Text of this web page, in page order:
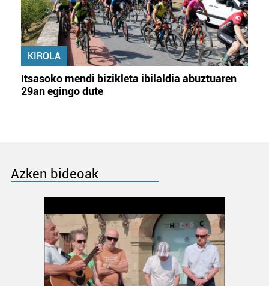
KIROLA
Itsasoko mendi bizikleta ibilaldia abuztuaren
29an egingo dute
Azken bideoak